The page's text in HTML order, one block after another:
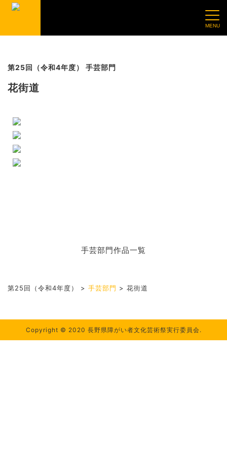
第25回（令和4年度） 手芸部門
花街道
手芸部門作品一覧
第25回（令和4年度） > 手芸部門 > 花街道
Copyright © 2020 長野県障がい者文化芸術祭実行委員会.